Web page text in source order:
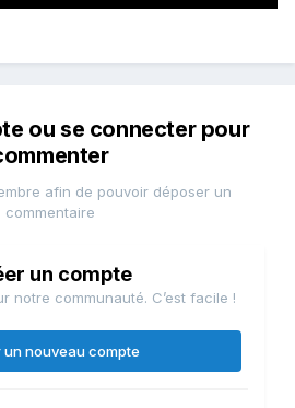
ou se connecter pour
afin de pouvoir déposer un
commentaire
un compte
notre communauté. C’est facile !
un nouveau compte